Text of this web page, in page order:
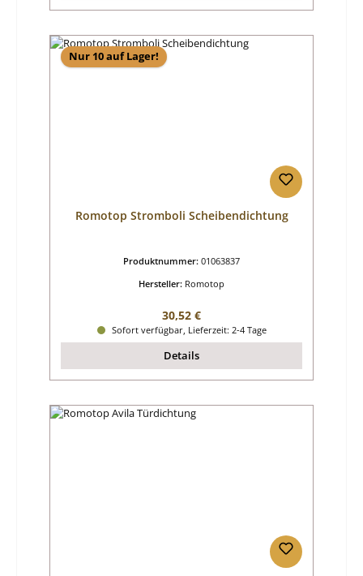
Nur 10 auf Lager!
Romotop Stromboli Scheibendichtung
Produktnummer: 01063837
Hersteller: Romotop
Regulärer Preis:
30,52 €
Sofort verfügbar, Lieferzeit: 2-4 Tage
Details